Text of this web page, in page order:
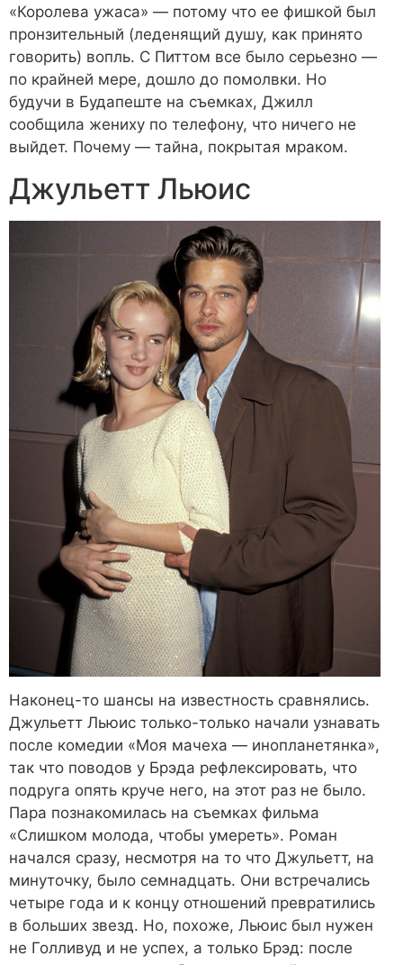
«Королева ужаса» — потому что ее фишкой был
пронзительный (леденящий душу, как принято
говорить) вопль. С Питтом все было серьезно —
по крайней мере, дошло до помолвки. Но
будучи в Будапеште на съемках, Джилл
сообщила жениху по телефону, что ничего не
выйдет. Почему — тайна, покрытая мраком.
Джульетт Льюис
Наконец-то шансы на известность сравнялись.
Джульетт Льюис только-только начали узнавать
после комедии «Моя мачеха — инопланетянка»,
так что поводов у Брэда рефлексировать, что
подруга опять круче него, на этот раз не было.
Пара познакомилась на съемках фильма
«Слишком молода, чтобы умереть». Роман
начался сразу, несмотря на то что Джульетт, на
минуточку, было семнадцать. Они встречались
четыре года и к концу отношений превратились
в больших звезд. Но, похоже, Льюис был нужен
не Голливуд и не успех, а только Брэд: после